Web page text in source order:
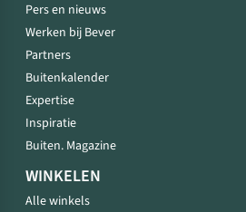
Pers en nieuws
Werken bij Bever
Partners
Buitenkalender
Expertise
Inspiratie
Buiten. Magazine
WINKELEN
Alle winkels